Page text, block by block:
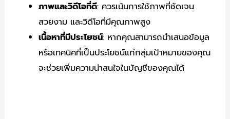
ภาพและวิดีโอที่ดี: ควรเน้นการใช้ภาพที่ชัดเจน
สวยงาม และวิดีโอที่มีคุณภาพสูง
เนื้อหาที่มีประโยชน์: หากคุณสามารถนำเสนอข้อมูล
หรือเทคนิคที่เป็นประโยชน์แก่กลุ่มเป้าหมายของคุณ
จะช่วยเพิ่มความน่าสนใจในบัญชีของคุณได้